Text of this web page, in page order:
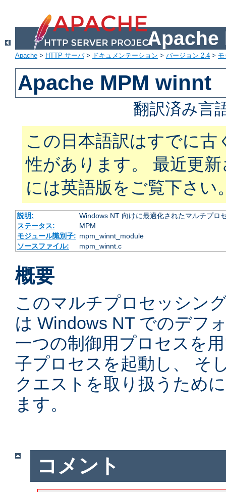
Apache
Apache > HTTP サーバ> ドキュメンテーション > バージョン 2.4 >
Apache MPM winnt
翻訳済み言
この日本語訳はすでに古
性があります。 最近更
には英語版をご覧下さい
説明:
Windows NT 向けに最適化されたマルチプロ
ステータス:
MPM
モジュール識別子: mpm_winnt_module
ソースファイル:
mpm_winnt.c
概要
このマルチプロセッシン
は Windows NT でのデフ
一つの制御用プロセスを
子プロセスを起動し、 そ
クエストを取り扱うため
ます。
コメント